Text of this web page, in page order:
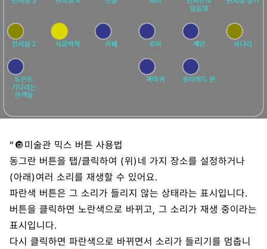
“🔘미술관 믹스 버튼 사용법
동그란 버튼을 탭/클릭하여 (위)네 가지 장소를 설정하거나
(아래)여러 소리를 재생할 수 있어요.
파란색 버튼은 그 소리가 들리지 않는 상태라는 표시입니다.
버튼을 클릭하면 노란색으로 바뀌고, 그 소리가 재생 중이라는
표시입니다.
다시 클릭하면 파란색으로 바뀌면서 소리가 들리기를 멈춥니